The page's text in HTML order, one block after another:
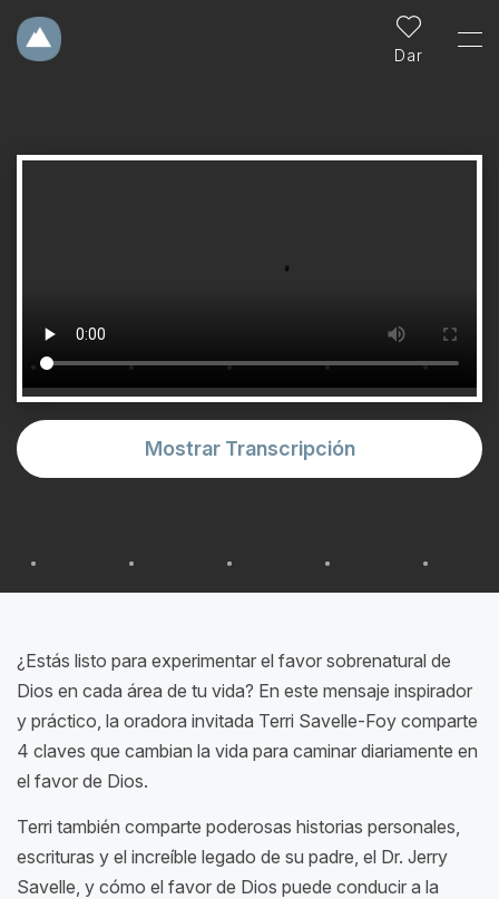
Dar
Mostrar Transcripción
¿Estás listo para experimentar el favor sobrenatural de
Dios en cada área de tu vida? En este mensaje inspirador
y práctico, la oradora invitada Terri Savelle-Foy comparte
4 claves que cambian la vida para caminar diariamente en
el favor de Dios.
Terri también comparte poderosas historias personales,
escrituras y el increíble legado de su padre, el Dr. Jerry
Savelle, y cómo el favor de Dios puede conducir a la